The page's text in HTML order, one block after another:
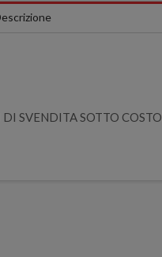
SVENDITA SOTTO COSTO